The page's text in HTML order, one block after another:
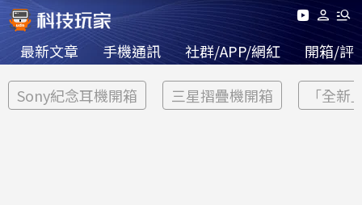
最新文章 手機通訊 社群/APP/網紅 開箱/評
Sony紀念耳機開箱 三星摺疊機開箱 「全新